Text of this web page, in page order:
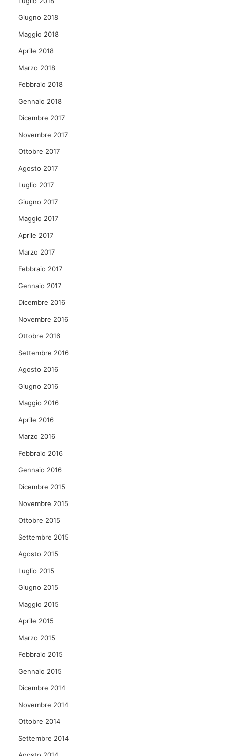
Giugno 2018
Maggio 2018
Aprile 2018
Marzo 2018
Febbraio 2018
Gennaio 2018
Dicembre 2017
Novembre 2017
Ottobre 2017
Agosto 2017
Luglio 2017
Giugno 2017
Maggio 2017
Aprile 2017
Marzo 2017
Febbraio 2017
Gennaio 2017
Dicembre 2016
Novembre 2016
Ottobre 2016
Settembre 2016
Agosto 2016
Giugno 2016
Maggio 2016
Aprile 2016
Marzo 2016
Febbraio 2016
Gennaio 2016
Dicembre 2015
Novembre 2015
Ottobre 2015
Settembre 2015
Agosto 2015
Luglio 2015
Giugno 2015
Maggio 2015
Aprile 2015
Marzo 2015
Febbraio 2015
Gennaio 2015
Dicembre 2014
Novembre 2014
Ottobre 2014
Settembre 2014